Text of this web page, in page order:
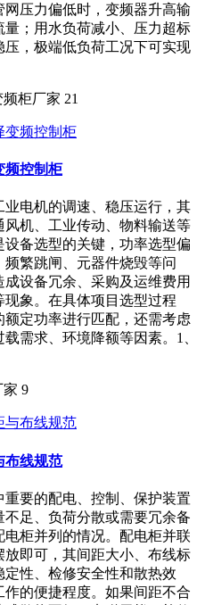
压力偏低时，变频器升高输
；用水负荷减小、压力超标
，极端低负荷工况下可实现
柜厂家 21
频控制柜
电机的调速、稳压运行，其
风机、工业传动、物料输送等
备选型的关键，功率选型偏
繁跳闸、元器件烧毁等问
设备冗余、采购及运维费用
象。在具体项目选型过程
定功率进行匹配，还需考虑
需求、环境降额等因素。1、
家 9
布线规范
要的配电、控制、保护装置
足、负荷分散或需要冗余备
柜并列的情况。配电柜并联
即可，其间距大小、布线标
性、检修安全性和散热效
的便捷程度。如果间距不合